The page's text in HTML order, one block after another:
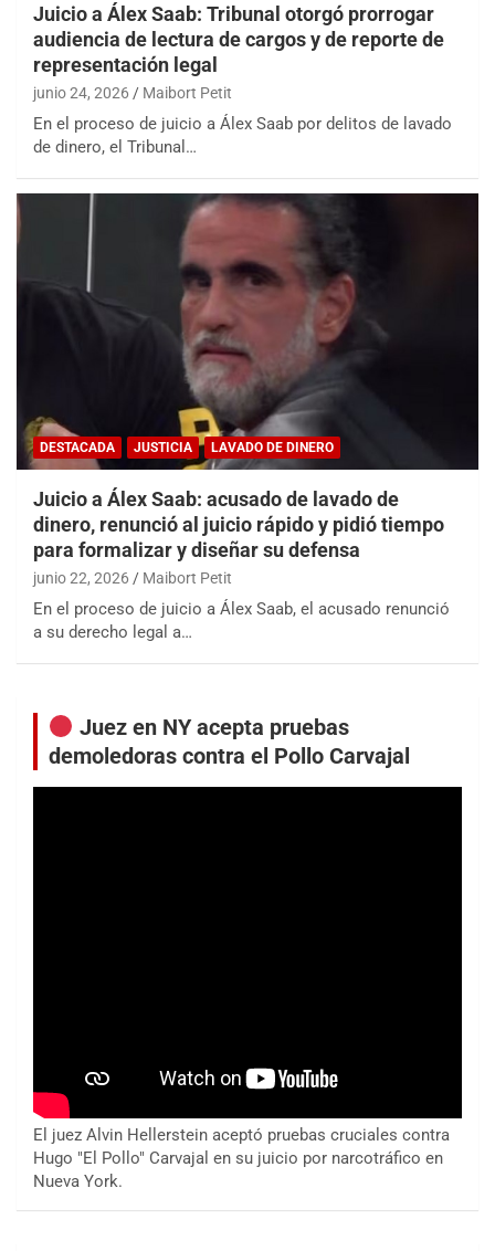
Juicio a Álex Saab: Tribunal otorgó prorrogar
audiencia de lectura de cargos y de reporte de
representación legal
junio 24, 2026 Maibort Petit
En el proceso de juicio a Álex Saab por delitos de lavado
de dinero, el Tribunal…
DESTACADA JUSTICIA LAVADO DE DINERO
Juicio a Álex Saab: acusado de lavado de
dinero, renunció al juicio rápido y pidió tiempo
para formalizar y diseñar su defensa
junio 22, 2026 Maibort Petit
En el proceso de juicio a Álex Saab, el acusado renunció
a su derecho legal a…
Juez en NY acepta pruebas
demoledoras contra el Pollo Carvajal
El juez Alvin Hellerstein aceptó pruebas cruciales contra
Hugo "El Pollo" Carvajal en su juicio por narcotráfico en
Nueva York.